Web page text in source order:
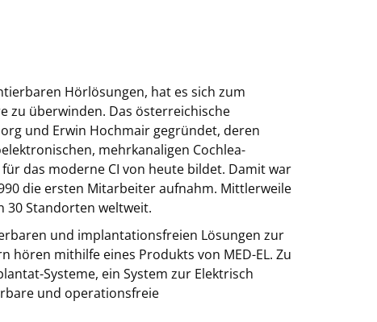
Hörlösungen, hat es sich zum
zu überwinden. Das österreichische
und Erwin Hochmair gegründet, deren
mehrkanaligen Cochlea-
das moderne CI von heute bildet. Damit war
die ersten Mitarbeiter aufnahm. Mittlerweile
30 Standorten weltweit.
und implantationsfreien Lösungen zur
hören mithilfe eines Produkts von MED-EL. Zu
Systeme, ein System zur Elektrisch
und operationsfreie